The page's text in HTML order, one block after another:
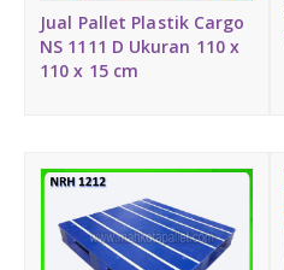
Jual Pallet Plastik Cargo
NS 1111 D Ukuran 110 x
110 x 15 cm